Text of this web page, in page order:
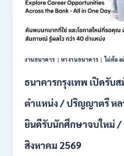
สาขา
/
ไม่
ต้อง
กพ.
เงิน
18,150
สมัคร
งานธนาคาร | หางานธนาคาร |ไม่ต้อง
ธนาคารกรุงเทพ เปิดรับ
ตำแหน่ง / ปริญญาตรี ห
ยินดีรับนักศึกษาจบใหม่ /
สิงหาคม 2569